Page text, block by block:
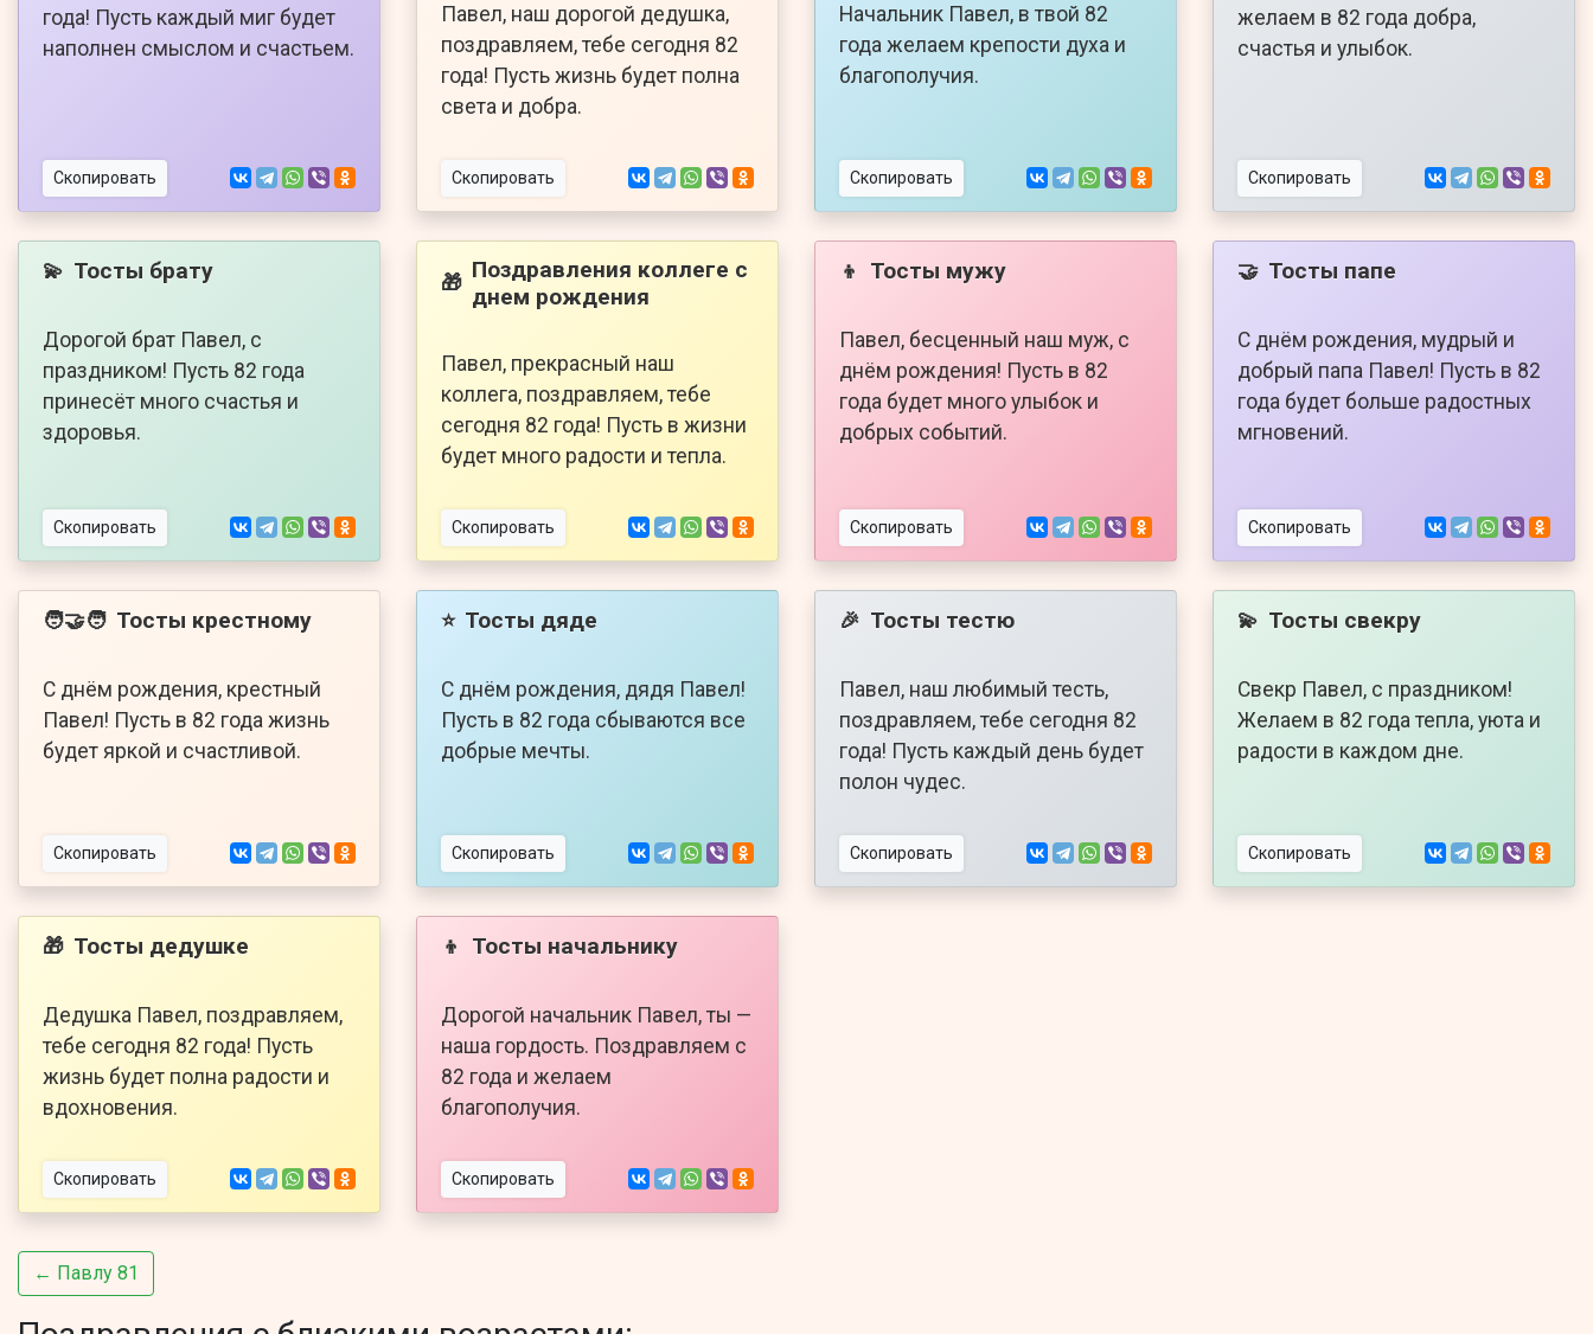
года! Пусть каждый миг будет
наполнен смыслом и счастьем.
Скопировать
Павел, наш дорогой дедушка,
поздравляем, тебе сегодня 82
года! Пусть жизнь будет полна
света и добра.
Скопировать
Начальник Павел, в твой 82
года желаем крепости духа и
благополучия.
Скопировать
желаем в 82 года добра,
счастья и улыбок.
Скопировать
💫 Тосты брату
Дорогой брат Павел, с
праздником! Пусть 82 года
принесёт много счастья и
здоровья.
Скопировать
🎁 Поздравления коллеге с
днем рождения
Павел, прекрасный наш
коллега, поздравляем, тебе
сегодня 82 года! Пусть в жизни
будет много радости и тепла.
Скопировать
👦 Тосты мужу
Павел, бесценный наш муж, с
днём рождения! Пусть в 82
года будет много улыбок и
добрых событий.
Скопировать
🤝 Тосты папе
С днём рождения, мудрый и
добрый папа Павел! Пусть в 82
года будет больше радостных
мгновений.
Скопировать
🧑‍🤝‍🧑 Тосты крестному
С днём рождения, крестный
Павел! Пусть в 82 года жизнь
будет яркой и счастливой.
Скопировать
⭐ Тосты дяде
С днём рождения, дядя Павел!
Пусть в 82 года сбываются все
добрые мечты.
Скопировать
🎉 Тосты тестю
Павел, наш любимый тесть,
поздравляем, тебе сегодня 82
года! Пусть каждый день будет
полон чудес.
Скопировать
💫 Тосты свекру
Свекр Павел, с праздником!
Желаем в 82 года тепла, уюта и
радости в каждом дне.
Скопировать
🎁 Тосты дедушке
Дедушка Павел, поздравляем,
тебе сегодня 82 года! Пусть
жизнь будет полна радости и
вдохновения.
Скопировать
👦 Тосты начальнику
Дорогой начальник Павел, ты —
наша гордость. Поздравляем с
82 года и желаем
благополучия.
Скопировать
← Павлу 81